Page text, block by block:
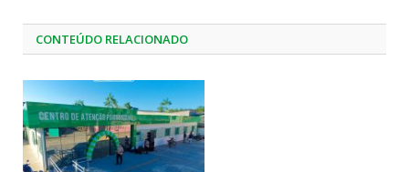
CONTEÚDO RELACIONADO